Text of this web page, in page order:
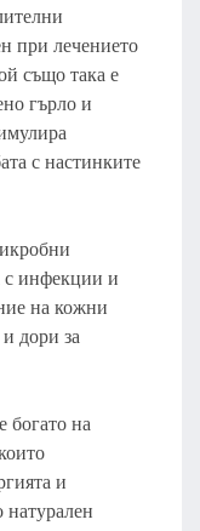
при лечението
също така е
гърло и
с настинките
с инфекции и
на кожни
дори за
богато на
и
натурален